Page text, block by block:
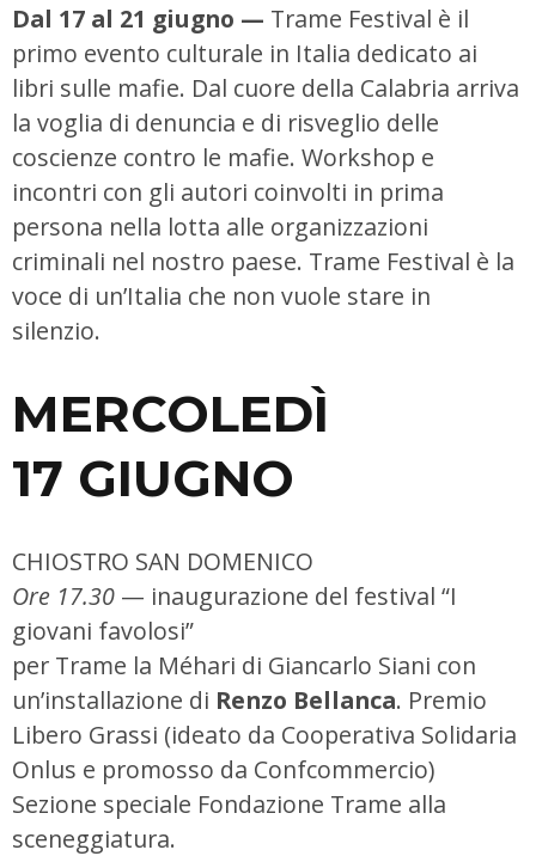
Dal 17 al 21 giugno — Trame Festival è il
primo evento culturale in Italia dedicato ai
libri sulle mafie. Dal cuore della Calabria arriva
la voglia di denuncia e di risveglio delle
coscienze contro le mafie. Workshop e
incontri con gli autori coinvolti in prima
persona nella lotta alle organizzazioni
criminali nel nostro paese. Trame Festival è la
voce di un’Italia che non vuole stare in
silenzio.
MERCOLEDÌ
17 GIUGNO
CHIOSTRO SAN DOMENICO
Ore 17.30 — inaugurazione del festival “I
giovani favolosi”
per Trame la Méhari di Giancarlo Siani con
un’installazione di Renzo Bellanca. Premio
Libero Grassi (ideato da Cooperativa Solidaria
Onlus e promosso da Confcommercio)
Sezione speciale Fondazione Trame alla
sceneggiatura.